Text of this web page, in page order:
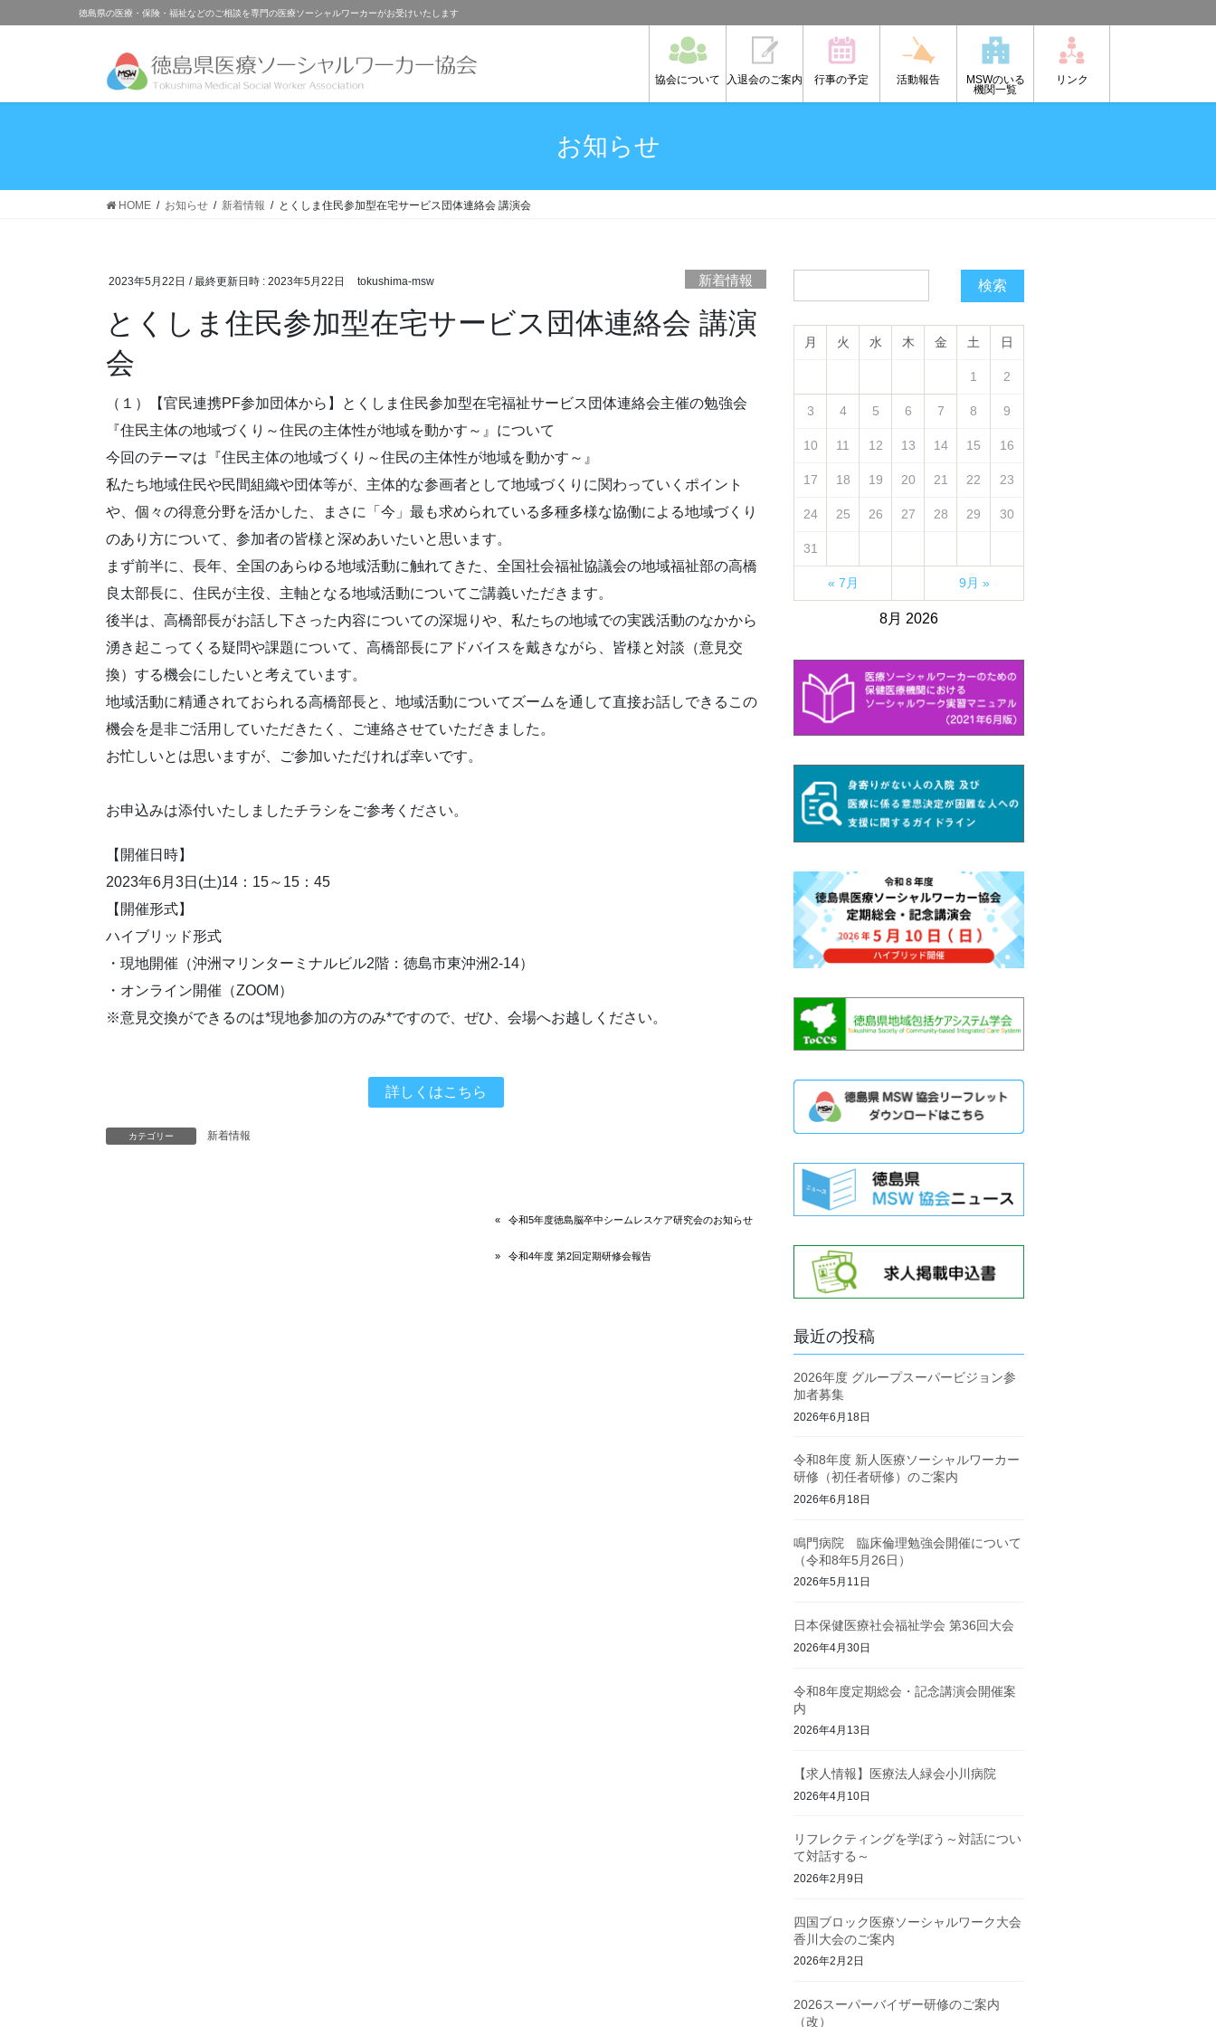
徳島県の医療・保険・福祉などのご相談を専門の医療ソーシャルワーカーがお受けいたします
協会について 入退会のご案内 行事の予定 活動報告 MSWのいる
機関一覧
リンク
お知らせ
HOME お知らせ 新着情報 とくしま住民参加型在宅サービス団体連絡会 講演会
2023年5月22日 / 最終更新日時 : 2023年5月22日 tokushima-msw 新着情報
とくしま住民参加型在宅サービス団体連絡会 講演
会
（１）【官民連携PF参加団体から】とくしま住民参加型在宅福祉サービス団体連絡会主催の勉強会
『住民主体の地域づくり～住民の主体性が地域を動かす～』について
今回のテーマは『住民主体の地域づくり～住民の主体性が地域を動かす～』
私たち地域住民や民間組織や団体等が、主体的な参画者として地域づくりに関わっていくポイント
や、個々の得意分野を活かした、まさに「今」最も求められている多種多様な協働による地域づくり
のあり方について、参加者の皆様と深めあいたいと思います。
まず前半に、長年、全国のあらゆる地域活動に触れてきた、全国社会福祉協議会の地域福祉部の高橋
良太部長に、住民が主役、主軸となる地域活動についてご講義いただきます。
後半は、高橋部長がお話し下さった内容についての深堀りや、私たちの地域での実践活動のなかから
湧き起こってくる疑問や課題について、高橋部長にアドバイスを戴きながら、皆様と対談（意見交
換）する機会にしたいと考えています。
地域活動に精通されておられる高橋部長と、地域活動についてズームを通して直接お話しできるこの
機会を是非ご活用していただきたく、ご連絡させていただきました。
お忙しいとは思いますが、ご参加いただければ幸いです。
お申込みは添付いたしましたチラシをご参考ください。
【開催日時】
2023年6月3日(土)14：15～15：45
【開催形式】
ハイブリッド形式
・現地開催（沖洲マリンターミナルビル2階：徳島市東沖洲2-14）
・オンライン開催（ZOOM）
※意見交換ができるのは*現地参加の方のみ*ですので、ぜひ、会場へお越しください。
詳しくはこちら
カテゴリー 新着情報
令和5年度徳島脳卒中シームレスケア研究会のお知らせ
令和4年度 第2回定期研修会報告
検索
8月 2026
月 火 水 木 金 土 日
1 2
3 4 5 6 7 8 9
10 11 12 13 14 15 16
17 18 19 20 21 22 23
24 25 26 27 28 29 30
31
« 7月 9月 »
最近の投稿
2026年度 グループスーパービジョン参
加者募集
2026年6月18日
令和8年度 新人医療ソーシャルワーカー
研修（初任者研修）のご案内
2026年6月18日
鳴門病院 臨床倫理勉強会開催について
（令和8年5月26日）
2026年5月11日
日本保健医療社会福祉学会 第36回大会
2026年4月30日
令和8年度定期総会・記念講演会開催案
内
2026年4月13日
【求人情報】医療法人緑会小川病院
2026年4月10日
リフレクティングを学ぼう～対話につい
て対話する～
2026年2月9日
四国ブロック医療ソーシャルワーク大会
香川大会のご案内
2026年2月2日
2026スーパーバイザー研修のご案内
（改）